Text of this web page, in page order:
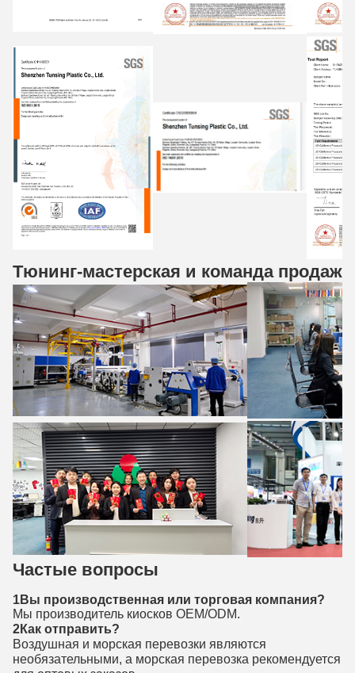
Тюнинг-мастерская и команда продаж
Частые вопросы
1Вы производственная или торговая компания?
Мы производитель киосков OEM/ODM.
2Как отправить?
Воздушная и морская перевозки являются
необязательными, а морская перевозка рекомендуется